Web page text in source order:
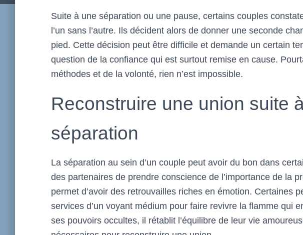
Suite à une séparation ou une pause, certains couples
l’un sans l’autre. Ils décident alors de donner une seconde
pied. Cette décision peut être difficile et demande un certain
question de la confiance qui est surtout remise en cause.
méthodes et de la volonté, rien n’est impossible.
Reconstruire une union suite
séparation
La séparation au sein d’un couple peut avoir du bon dans
des partenaires de prendre conscience de l’importance de la
permet d’avoir des retrouvailles riches en émotion. Certaines
services d’un voyant médium pour faire revivre la flamme qui
ses pouvoirs occultes, il rétablit l’équilibre de leur vie